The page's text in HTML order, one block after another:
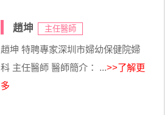
趙坤 主任醫師
趙坤 特聘專家深圳市婦幼保健院婦
科 主任醫師 醫師簡介： ...>>了解更
多